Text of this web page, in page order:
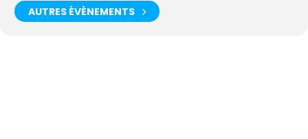
AUTRES ÉVÈNEMENTS